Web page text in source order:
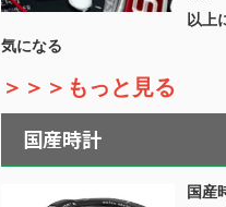
以上
気になる
＞＞＞もっと見る
国産時計
国産